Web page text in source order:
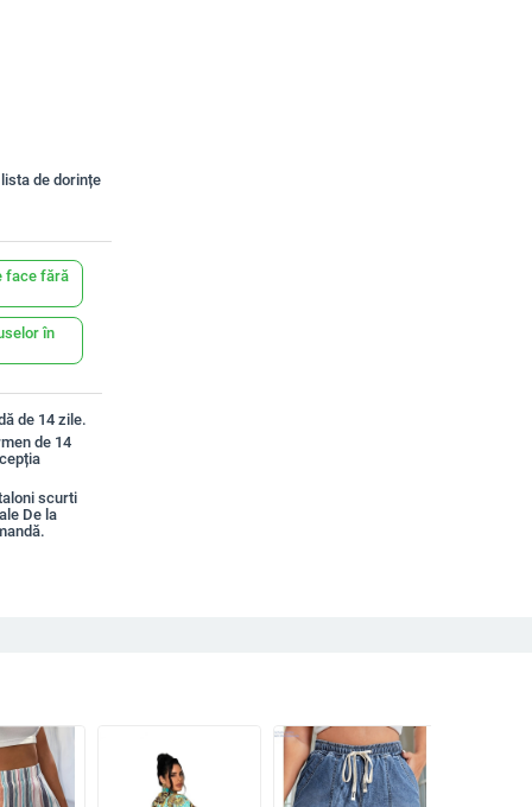
de dorințe
face fără
în
de 14 zile.
de 14
scurti
De la